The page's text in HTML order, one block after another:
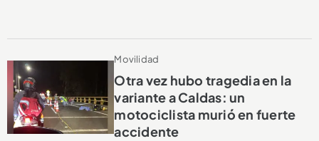
Movilidad
Otra vez hubo tragedia en la
variante a Caldas: un
motociclista murió en fuerte
accidente